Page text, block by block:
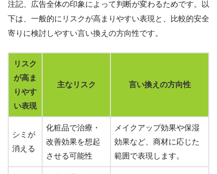
注記、広告全体の印象によって判断が変わるためです。以
下は、一般的にリスクが高まりやすい表現と、比較的安全
寄りに検討しやすい言い換えの方向性です。
リスク
が高ま
りやす
い表現
主なリスク 言い換えの方向性
シミが
消える
化粧品で治療・
改善効果を想起
させる可能性
メイクアップ効果や保湿
効果など、商材に応じた
範囲で表現します。